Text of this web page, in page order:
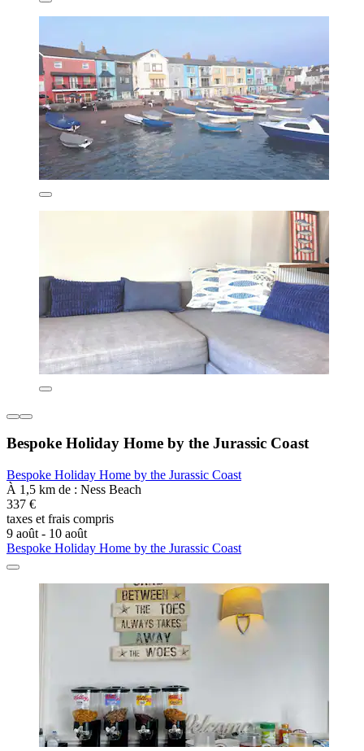
Bespoke Holiday Home by the Jurassic Coast
Bespoke Holiday Home by the Jurassic Coast
À 1,5 km de : Ness Beach
337 €
taxes et frais compris
9 août - 10 août
Bespoke Holiday Home by the Jurassic Coast